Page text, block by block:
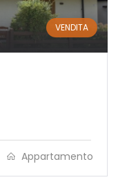
VENDITA
Appartamento